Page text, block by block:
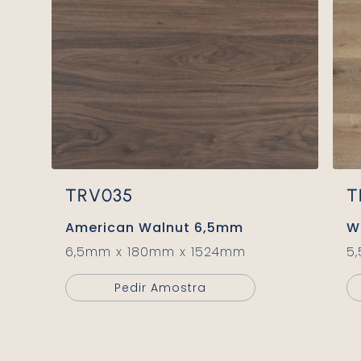
TRV035
American Walnut 6,5mm
6,5mm x 180mm x 1524mm
Pedir Amostra